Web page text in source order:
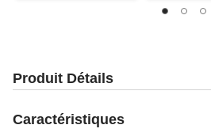
Produit Détails
Caractéristiques